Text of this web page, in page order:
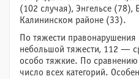
(102 случая), Энгельсе (78),
Калининском районе (33).
По тяжести
небольшой тяжести, 112 —
особо тяжкие. По
число всех категорий.